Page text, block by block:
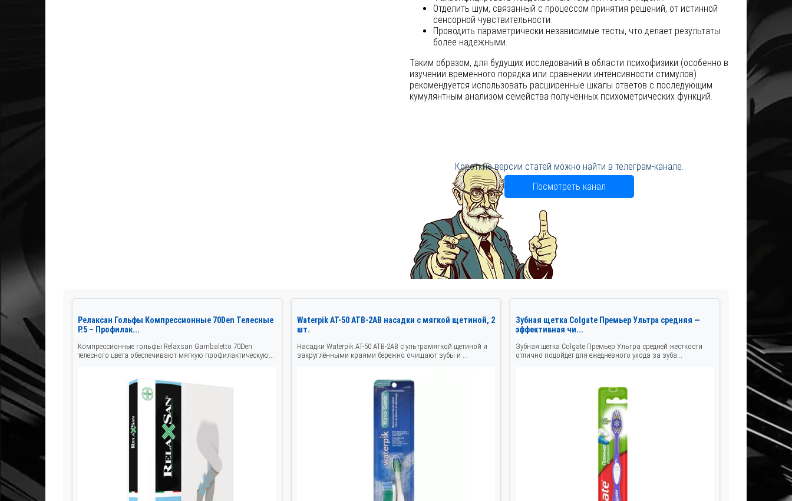
Отделить шум, связанный с процессом принятия решений, от истинной
сенсорной чувствительности.
Проводить параметрически независимые тесты, что делает результаты
более надежными.
Таким образом, для будущих исследований в области психофизики (особенно в
изучении временного порядка или сравнении интенсивности стимулов)
рекомендуется использовать расширенные шкалы ответов с последующим
кумулянтным анализом семейства полученных психометрических функций.
Короткие версии статей можно найти в телеграм-канале.
Посмотреть канал
Релаксан Гольфы Компрессионные 70Den Телесные
Р.5 – Профилак...
Компрессионные гольфы Relaxsan Gambaletto 70Den
телесного цвета обеспечивают мягкую профилактическую...
Waterpik AT-50 ATB-2AB насадки с мягкой щетиной, 2
шт.
Насадки Waterpik AT-50 ATB-2AB с ультрамягкой щетиной и
закруглёнными краями бережно очищают зубы и ...
Зубная щетка Colgate Премьер Ультра средняя —
эффективная чи...
Зубная щетка Colgate Премьер Ультра средней жесткости
отлично подойдет для ежедневного ухода за зуба...